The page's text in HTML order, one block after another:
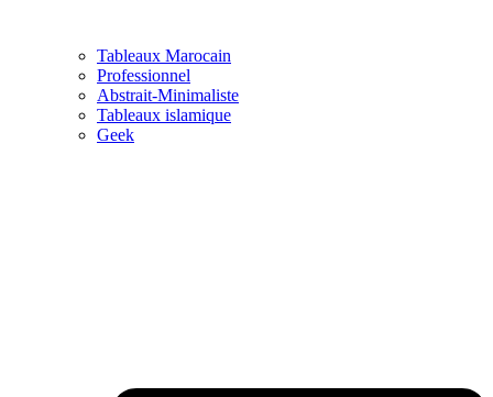
Tableaux Marocain
Professionnel
Abstrait-Minimaliste
Tableaux islamique
Geek